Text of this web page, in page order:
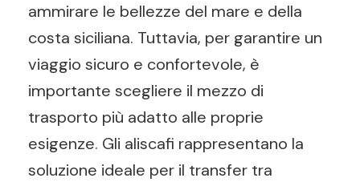
ammirare le bellezze del mare e della
costa siciliana. Tuttavia, per garantire un
viaggio sicuro e confortevole, è
importante scegliere il mezzo di
trasporto più adatto alle proprie
esigenze. Gli aliscafi rappresentano la
soluzione ideale per il transfer tra